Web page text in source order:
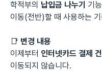
학적부의 납입금 나누기 기
이동(전반)할 때 사용하는
📑 변경 내용
이제부터 인터넷카드 결제 건
이동되지 않습니다.